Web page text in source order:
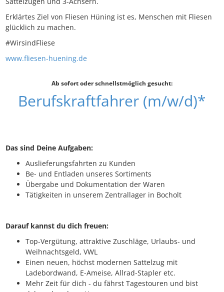
Erklärtes Ziel von Fliesen Hüning ist es, Menschen mit Fliesen
glücklich zu machen.
#WirsindFliese
www.fliesen-huening.de
Ab sofort oder schnellstmöglich gesucht:
Berufskraftfahrer (m/w/d)*
Das sind Deine Aufgaben:
Auslieferungsfahrten zu Kunden
Be- und Entladen unseres Sortiments
Übergabe und Dokumentation der Waren
Tätigkeiten in unserem Zentrallager in Bocholt
Darauf kannst du dich freuen:
Top-Vergütung, attraktive Zuschläge, Urlaubs- und
Weihnachtsgeld, VWL
Einen neuen, höchst modernen Sattelzug mit
Ladebordwand, E-Ameise, Allrad-Stapler etc.
Mehr Zeit für dich - du fährst Tagestouren und bist